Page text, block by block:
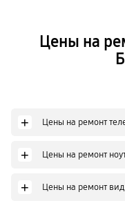
Цены на
+ Цены на ремонт
+ Цены на ремонт
+ Цены на ремонт